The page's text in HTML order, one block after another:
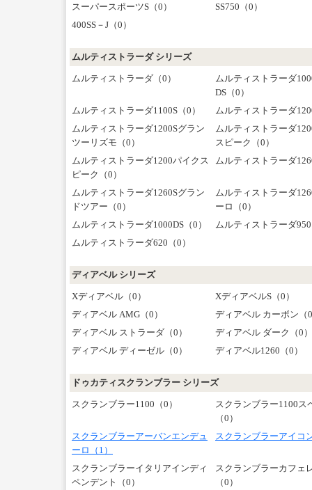
スーパースポーツS（0）
SS750（0）
400SS－J（0）
ムルティストラーダ シリーズ
ムルティストラーダ（0）
ムルティストラーダ
DS（0）
ムルティストラーダ1100S（0）
ムルティストラーダ
ムルティストラーダ1200Sグラン
ツーリズモ（0）
ムルティストラーダ
スピーク（0）
ムルティストラーダ1200パイクス
ピーク（0）
ムルティストラーダ
ムルティストラーダ1260Sグラン
ドツアー（0）
ムルティストラーダ
ーロ（0）
ムルティストラーダ1000DS（0）
ムルティストラーダ
ムルティストラーダ620（0）
ディアベル シリーズ
Xディアベル（0）
XディアベルS（0）
ディアベル AMG（0）
ディアベル カーボン（
ディアベル ストラーダ（0）
ディアベル ダーク（0）
ディアベル ディーゼル（0）
ディアベル1260（0）
ドゥカティスクランブラー シリーズ
スクランブラー1100（0）
スクランブラー1100ス
（0）
スクランブラーアーバンエンデュ
ーロ（1）
スクランブラーアイコ
スクランブラーイタリアインディ
ペンデント（0）
スクランブラーカフェ
（0）